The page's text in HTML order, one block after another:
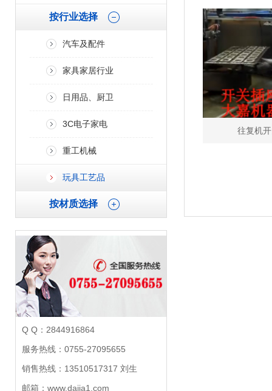
按行业选择
汽车及配件
家具家居行业
日用品、厨卫
3C电子家电
重工机械
玩具工艺品
按材质选择
Q Q：2844916864
服务热线：0755-27095655
销售热线：13510517317 刘生
邮箱：www.dajia1.com
往复机